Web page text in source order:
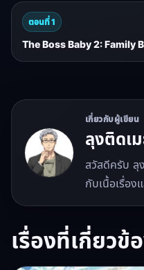
ตอนที่ 1
The Boss Baby 2: Family
เกี่ยวกับผู้เขียน
ลุงติดเม
สวัสดีครับ ลุ
กับเนื้อเรื่อง
เรื่องที่เกี่ยวข้